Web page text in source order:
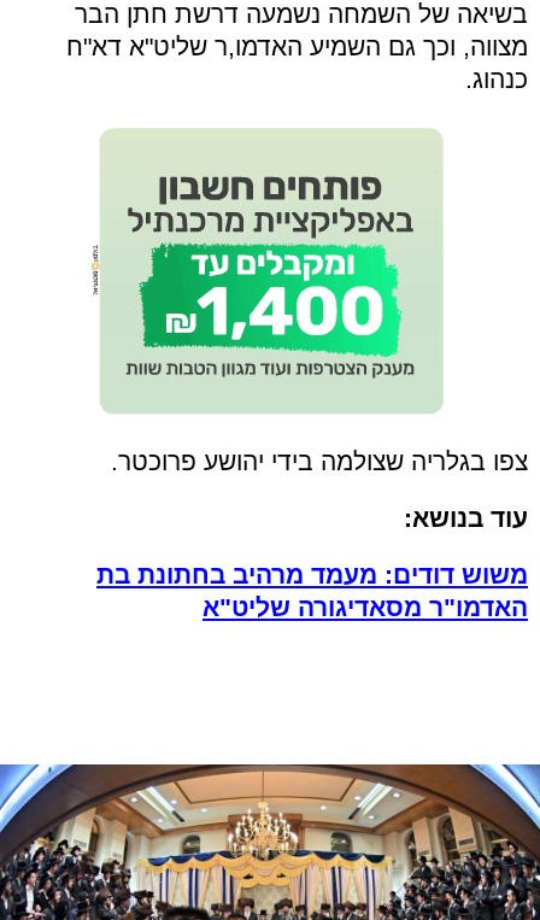
בשיאה של השמחה נשמעה דרשת חתן הבר
מצווה, וכך גם השמיע האדמו,ר שליט"א דא"ח
כנהוג.
צפו בגלריה שצולמה בידי יהושע פרוכטר.
עוד בנושא:
משוש דודים: מעמד מרהיב בחתונת בת
האדמו"ר מסאדיגורה שליט"א